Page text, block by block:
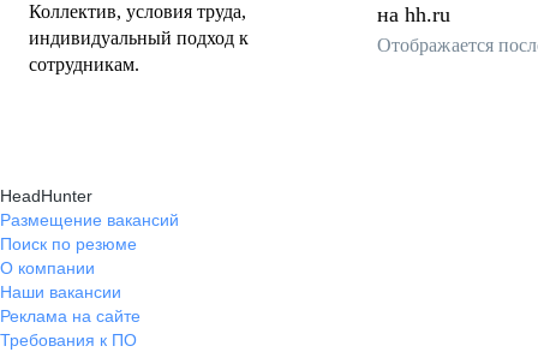
Коллектив, условия труда,
индивидуальный подход к
сотрудникам.
на hh.ru
Отображается
HeadHunter
Размещение вакансий
Поиск по резюме
О компании
Наши вакансии
Реклама на сайте
Требования к ПО